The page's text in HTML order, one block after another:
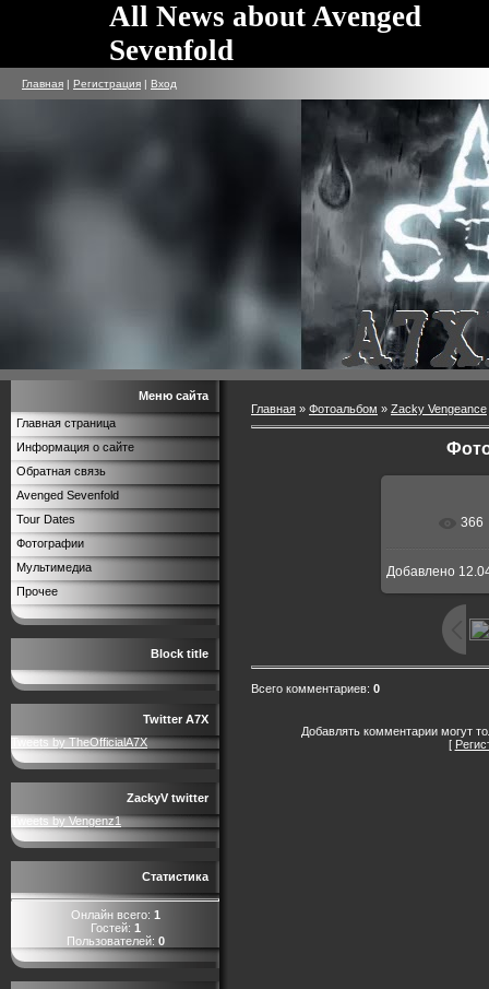
All News about Avenged
Sevenfold
Главная | Регистрация | Вход
Меню сайта
Главная страница
Информация о сайте
Обратная связь
Avenged Sevenfold
Tour Dates
Фотографии
Мультимедиа
Прочее
Block title
Twitter A7X
Tweets by TheOfficialA7X
ZackyV twitter
Tweets by Vengenz1
Статистика
Онлайн всего: 1
Гостей: 1
Пользователей: 0
Главная » Фотоальбом » Zacky Vengeance
В 366
Добавлено
Всего комментариев: 0
Добавлять комментарии могут
[